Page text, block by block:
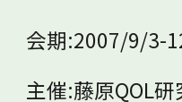
会期:2007/9/3-
主催:藤原QOL